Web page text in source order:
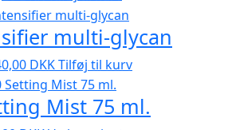
DKK.
aktuelle
pris
er:
279,20 DKK.
multi-glycan
DKKDen
aktuelle
pris
er:
Tilføj til kurv
Mist 75 ml.